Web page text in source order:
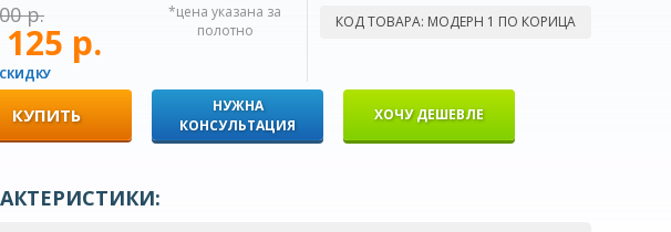
КОД ТОВАРА: МОДЕРН 1 ПО КОРИЦА
р.
р.
*цена указана за
полотно
КУПИТЬ
НУЖНА
КОНСУЛЬТАЦИЯ
ХОЧУ ДЕШЕВЛЕ